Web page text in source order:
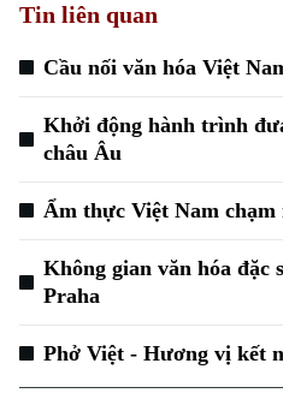
Chuyên mục
Thời sự
Tin liên quan
Cầu nối văn hóa Việt
Khởi động hành trình
châu Âu
Ẩm thực Việt Nam chạm
Không gian văn hóa đặc
Praha
Phở Việt - Hương vị kết